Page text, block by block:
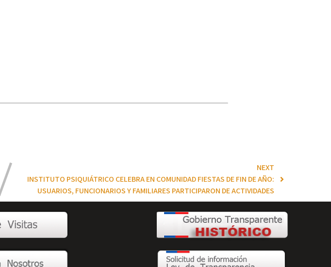
NEXT
INSTITUTO PSIQUIÁTRICO CELEBRA EN COMUNIDAD FIESTAS DE FIN DE AÑO:
USUARIOS, FUNCIONARIOS Y FAMILIARES PARTICIPARON DE ACTIVIDADES